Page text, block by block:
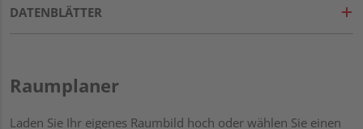
DATENBLÄTTER
Raumplaner
Laden Sie Ihr eigenes Raumbild hoch oder wählen Sie einen